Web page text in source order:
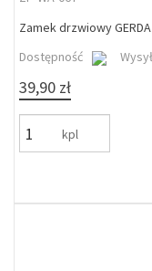
Zamek drzwiowy
Dostępność
39,90 zł
kpl